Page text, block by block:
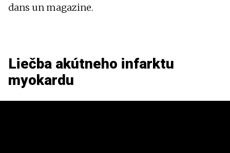
dans un magazine.
Liečba akútneho infarktu
myokardu